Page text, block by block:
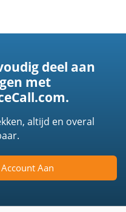
deel aan
met
altijd en overal
Aan